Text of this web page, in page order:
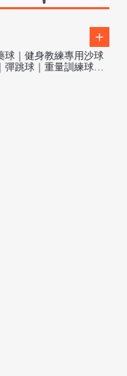
球｜健身教練專用沙球
彈跳球｜重量訓練球｜